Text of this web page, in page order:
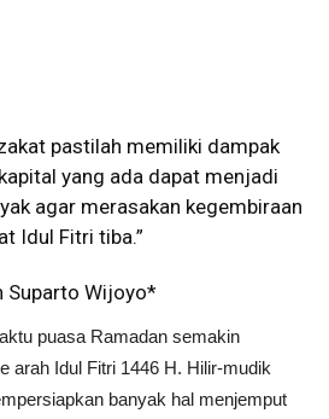
pastilah memiliki dampak
yang ada dapat menjadi
agar merasakan kegembiraan
Idul Fitri tiba.”
Suparto Wijoyo*
puasa Ramadan semakin
arah Idul Fitri 1446 H. Hilir-mudik
banyak hal menjemput